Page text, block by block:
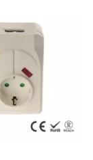
なアダプター
士が干渉するこ
せん。 サージ
ーは、680ジュ
2040ジュール